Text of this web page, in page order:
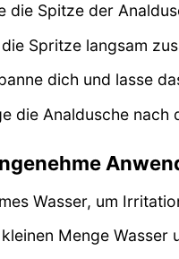
die Spitze der
Spritze langsam
dich und lasse
die Analdusche
Wasser, um
Menge Wasser